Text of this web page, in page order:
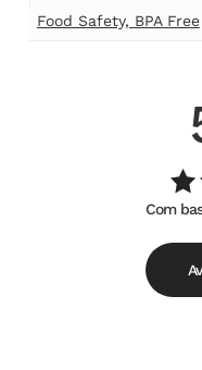
Food Safety, BPA Free
Com